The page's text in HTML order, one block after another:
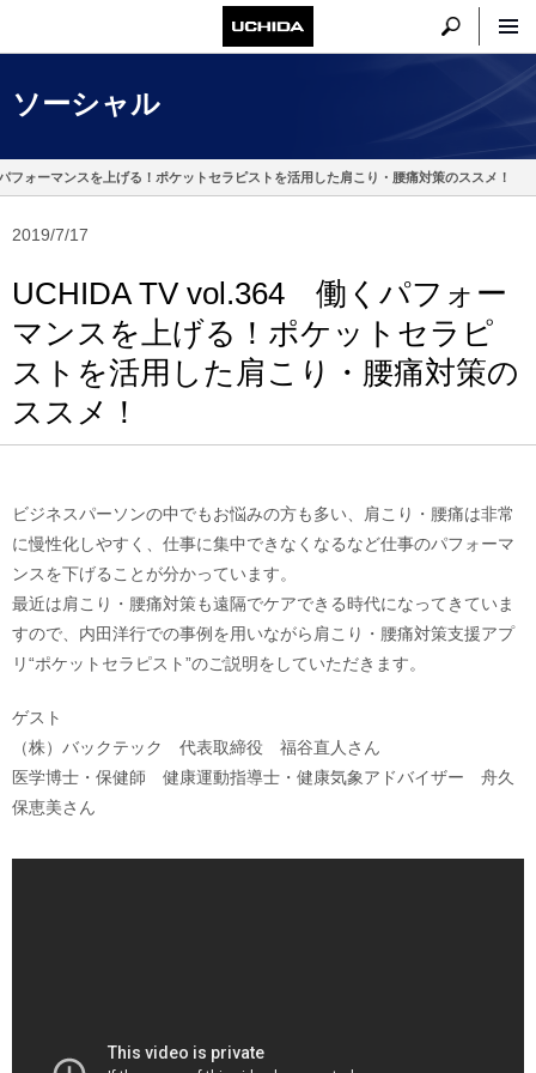
ソーシャル
フォーマンスを上げる！ポケットセラピストを活用した肩こり・腰痛対策のススメ！
2019/7/17
UCHIDA TV vol.364 働くパフォー
マンスを上げる！ポケットセラピ
ストを活用した肩こり・腰痛対策の
ススメ！
ビジネスパーソンの中でもお悩みの方も多い、肩こり・腰痛は非常
に慢性化しやすく、仕事に集中できなくなるなど仕事のパフォーマ
ンスを下げることが分かっています。
最近は肩こり・腰痛対策も遠隔でケアできる時代になってきていま
すので、内田洋行での事例を用いながら肩こり・腰痛対策支援アプ
リ“ポケットセラピスト”のご説明をしていただきます。
ゲスト
（株）バックテック 代表取締役 福谷直人さん
医学博士・保健師 健康運動指導士・健康気象アドバイザー 舟久
保恵美さん